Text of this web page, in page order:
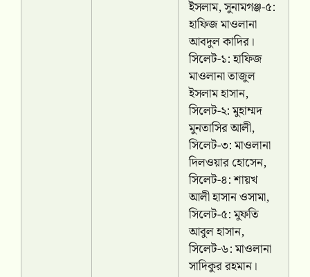
ইসলাম, সুনামগঞ্জ-৫:
হাফিজ মাওলানা
আবদুল কাদির।
সিলেট-১: হাফিজ
মাওলানা তাজুল
ইসলাম হাসান,
সিলেট-২: মুহাম্মদ
মুনতাসির আলী,
সিলেট-৩: মাওলানা
দিলওয়ার হোসেন,
সিলেট-৪: শায়খ
আলী হাসান ওসামা,
সিলেট-৫: মুফতি
আবুল হাসান,
সিলেট-৬: মাওলানা
সাদিকুর রহমান।